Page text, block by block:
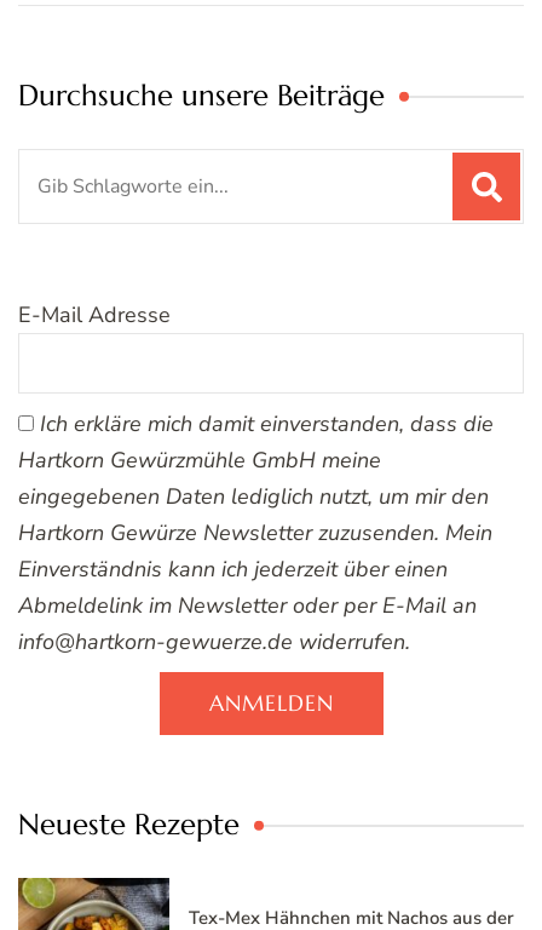
Durchsuche unsere Beiträge
E-Mail Adresse
Ich erkläre mich damit einverstanden, dass die
Hartkorn Gewürzmühle GmbH meine
eingegebenen Daten lediglich nutzt, um mir den
Hartkorn Gewürze Newsletter zuzusenden. Mein
Einverständnis kann ich jederzeit über einen
Abmeldelink im Newsletter oder per E-Mail an
info@hartkorn-gewuerze.de widerrufen.
ANMELDEN
Neueste Rezepte
Tex-Mex Hähnchen mit Nachos aus der